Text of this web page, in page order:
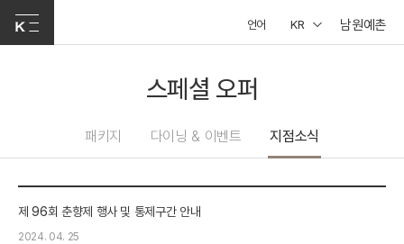
언어 KR 남원예촌
스페셜 오퍼
패키지 다이닝 & 이벤트 지점소식
제 96회 춘향제 행사 및 통제구간 안내
2024. 04. 25